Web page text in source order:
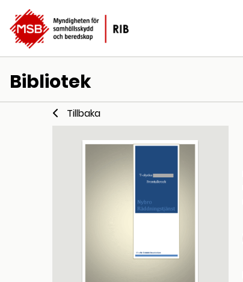
Bibliotek
Tillbaka